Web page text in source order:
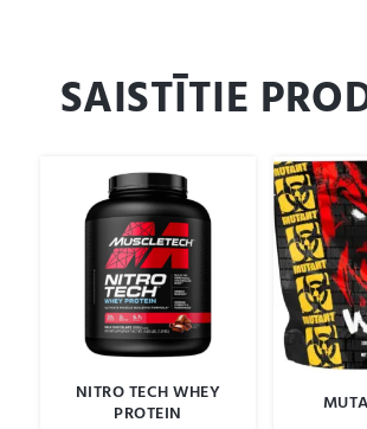
SAISTĪTIE
NITRO TECH WHEY
PROTEIN